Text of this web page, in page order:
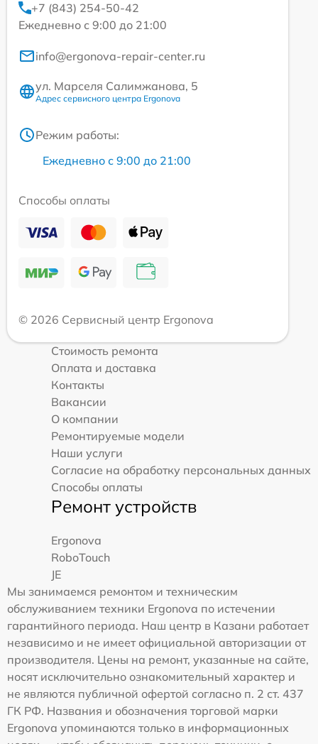
+7 (843) 254-50-42
Ежедневно с 9:00 до 21:00
info@ergonova-repair-center.ru
ул. Марселя Салимжанова, 5
Адрес сервисного центра Ergonova
Режим работы:
Ежедневно с 9:00 до 21:00
Способы оплаты
© 2026 Сервисный центр Ergonova
Стоимость ремонта
Оплата и доставка
Контакты
Вакансии
О компании
Ремонтируемые модели
Наши услуги
Согласие на обработку персональных данных
Способы оплаты
Ремонт устройств
Ergonova
RoboTouch
JE
Мы занимаемся ремонтом и техническим
обслуживанием техники Ergonova по истечении
гарантийного периода. Наш центр в Казани работает
независимо и не имеет официальной авторизации от
производителя. Цены на ремонт, указанные на сайте,
носят исключительно ознакомительный характер и
не являются публичной офертой согласно п. 2 ст. 437
ГК РФ. Названия и обозначения торговой марки
Ergonova упоминаются только в информационных